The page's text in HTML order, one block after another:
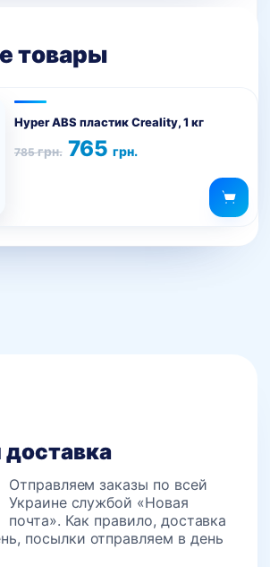
товары
Hyper ABS пластик Creality, 1 кг
785грн.
Первоначальная
цена
765грн.
Текущая
цена:
доставка
Отправляем заказы по всей
Украине службой «Новая
почта». Как правило, доставка
посылки отправляем в день